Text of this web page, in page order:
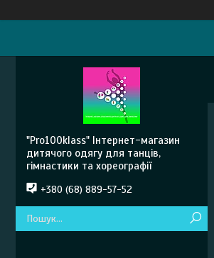
"Pro100klass" Інтернет-магазин
дитячого одягу для танців,
гімнастики та хореографії
+380 (68) 889-57-52